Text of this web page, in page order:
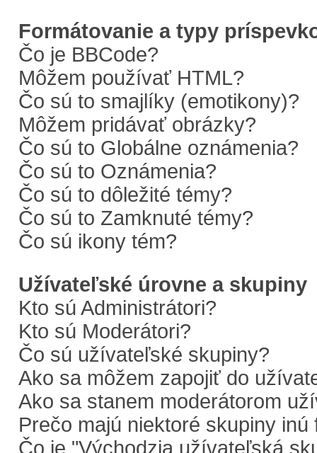
Formátovanie a typy
Čo je BBCode?
Môžem používať HTML?
Čo sú to smajlíky (emotikony)?
Môžem pridávať obrázky?
Čo sú to Globálne oznámenia?
Čo sú to Oznámenia?
Čo sú to dôležité témy?
Čo sú to Zamknuté témy?
Čo sú ikony tém?
Užívateľské úrovne a skupiny
Kto sú Administrátori?
Kto sú Moderátori?
Čo sú užívateľské skupiny?
Ako sa môžem zapojiť do
Ako sa stanem moderátorom
Prečo majú niektoré skupiny inú
Čo je "Východzia užívateľská